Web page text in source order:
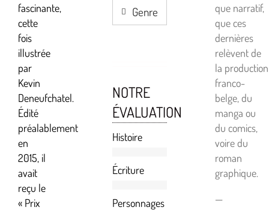
fascinante,
cette
fois
illustrée
par
Kevin
Deneufchatel.
Édité
préalablement
en
2015, il
avait
reçu le
« Prix
Genre
NOTRE
ÉVALUATION
Histoire
Écriture
Personnages
que narratif,
que ces
dernières
relèvent de
la production
franco-
belge, du
manga ou
du comics,
voire du
roman
graphique.
—